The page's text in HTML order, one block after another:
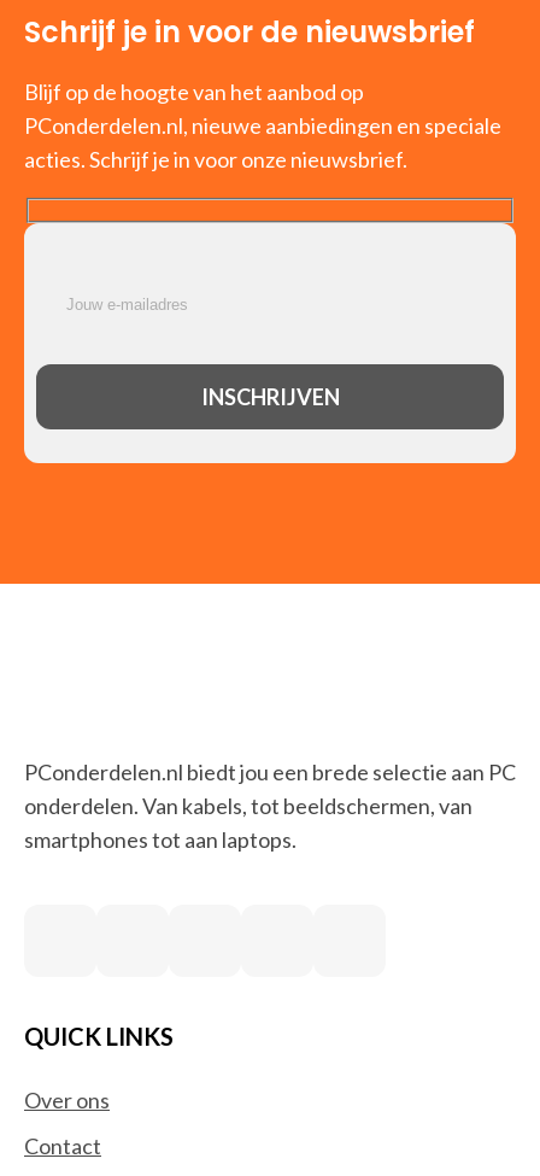
Schrijf je in voor de nieuwsbrief
Blijf op de hoogte van het aanbod op
PConderdelen.nl, nieuwe aanbiedingen en speciale
acties. Schrijf je in voor onze nieuwsbrief.
PConderdelen.nl biedt jou een brede selectie aan PC
onderdelen. Van kabels, tot beeldschermen, van
smartphones tot aan laptops.
QUICK LINKS
Over ons
Contact